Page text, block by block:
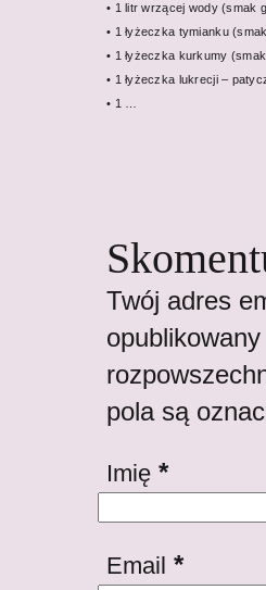
• 1 litr wrzącej wody (smak
• 1 łyżeczka tymianku
• 1 łyżeczka kurkumy
• 1 łyżeczka lukrecji –
• 1 …
Twój adres
pola są
Imię *
Email *